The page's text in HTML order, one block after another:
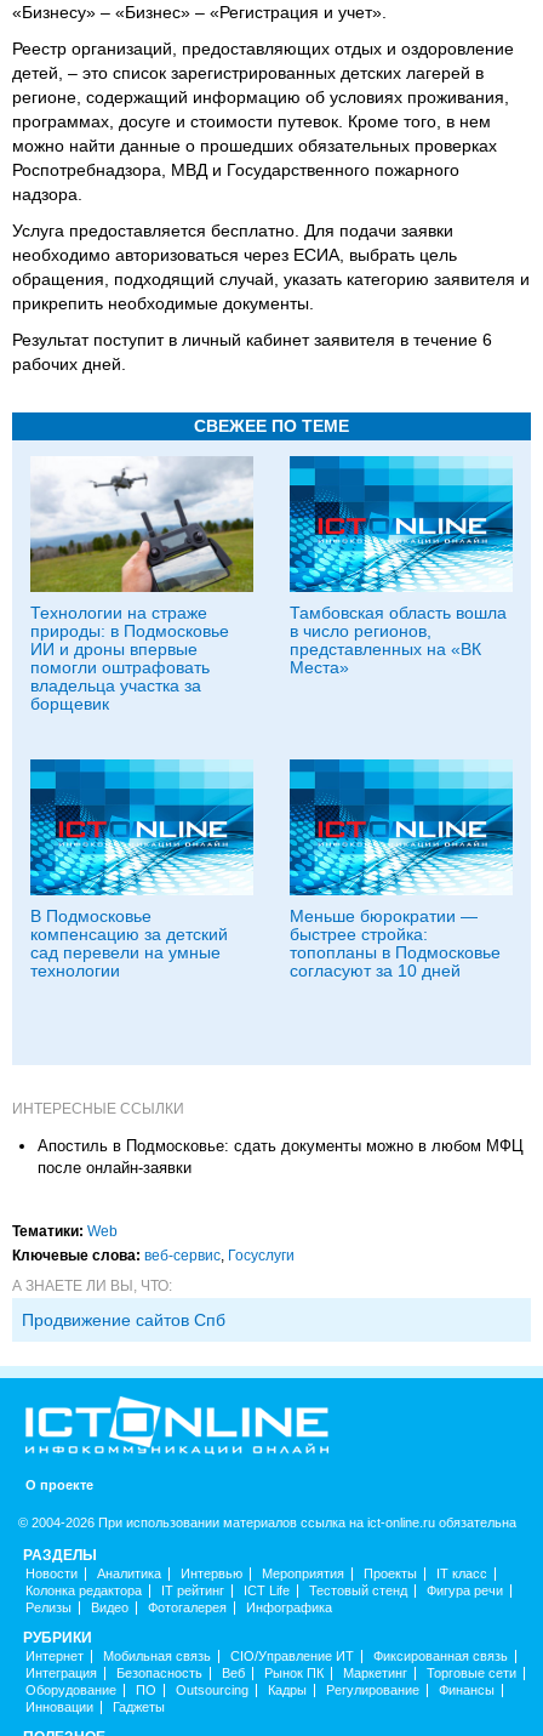
«Бизнесу» – «Бизнес» – «Регистрация и учет».
Реестр организаций, предоставляющих отдых и оздоровление
детей, – это список зарегистрированных детских лагерей в
регионе, содержащий информацию об условиях проживания,
программах, досуге и стоимости путевок. Кроме того, в нем
можно найти данные о прошедших обязательных проверках
Роспотребнадзора, МВД и Государственного пожарного
надзора.
Услуга предоставляется бесплатно. Для подачи заявки
необходимо авторизоваться через ЕСИА, выбрать цель
обращения, подходящий случай, указать категорию заявителя и
прикрепить необходимые документы.
Результат поступит в личный кабинет заявителя в течение 6
рабочих дней.
СВЕЖЕЕ ПО ТЕМЕ
Технологии на страже
природы: в Подмосковье
ИИ и дроны впервые
помогли оштрафовать
владельца участка за
борщевик
Тамбовская область вошла
в число регионов,
представленных на «ВК
Места»
В Подмосковье
компенсацию за детский
сад перевели на умные
технологии
Меньше бюрократии —
быстрее стройка:
топопланы в Подмосковье
согласуют за 10 дней
ИНТЕРЕСНЫЕ ССЫЛКИ
Апостиль в Подмосковье: сдать документы можно в любом МФЦ
после онлайн‑заявки
Тематики: Web
Ключевые слова: веб-сервис Госуслуги
А ЗНАЕТЕ ЛИ ВЫ, ЧТО:
Продвижение сайтов Спб
О проекте
© 2004-2026 При использовании материалов ссылка на ict-online.ru обязательна
РАЗДЕЛЫ
Новости Аналитика Интервью Мероприятия Проекты
IT класс
Колонка редактора
IT рейтинг ICT Life Тестовый стенд
Фигура речи
Релизы
Видео Фотогалерея Инфографика
РУБРИКИ
Интернет Мобильная связь CIO/Управление ИТ
Фиксированная связь
Интеграция
Безопасность Веб Рынок ПК Маркетинг
Торговые сети
Оборудование
ПО Outsourcing Кадры Регулирование
Финансы
Инновации
Гаджеты